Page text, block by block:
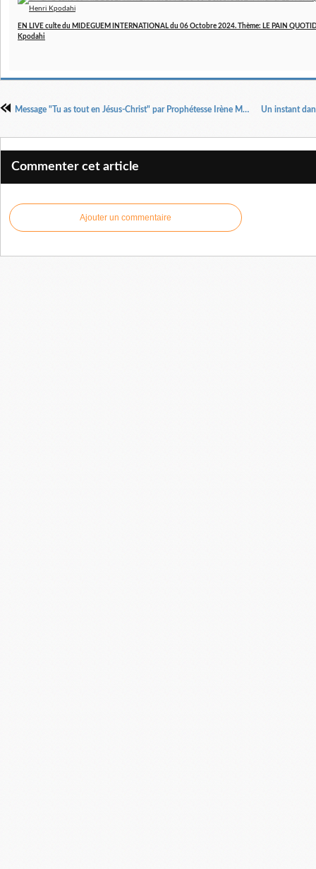
EN LIVE culte du MIDEGUEM INTERNATIONAL du 06 Octobre 2024. Thème: LE PAIN
Kpodahi
Message "Tu as tout en Jésus-Christ" par Prophétesse Irène Makita lors du culte du 24/10/2021
Commenter cet article
Ajouter un commentaire